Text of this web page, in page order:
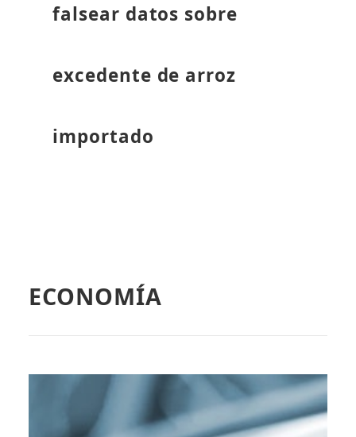
falsear datos sobre
excedente de arroz
importado
ECONOMÍA